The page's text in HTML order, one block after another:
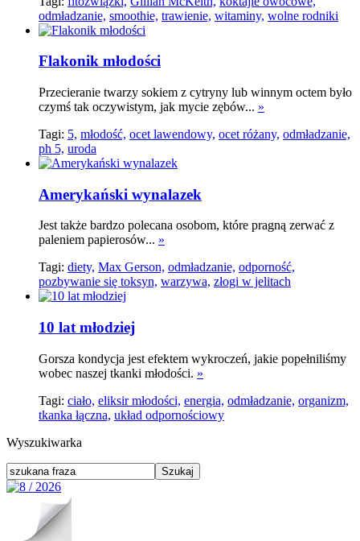
odmładzanie, smoothie, trawienie, witaminy, wolne rodniki
Flakonik młodości
Przecieranie twarzy sokiem z cytryny lub winnym octem było
czymś tak oczywistym, jak mycie zębów... »
Tagi: 5, młodość, ocet lawendowy, ocet różany, odmładzanie,
ph 5, uroda
Amerykański wynalazek
Jest także bardzo polecana osobom, które pragną zerwać z
paleniem papierosów... »
Tagi: diety, Max Gerson, odmładzanie, odporność,
pozbywanie się toksyn, warzywa, złogi w jelitach
10 lat młodziej
Gorsza kondycja jest efektem wykroczeń, jakie popełniliśmy
wobec naszej tkanki młodości. »
Tagi: ciało, eliksir młodości, energia, odmładzanie, organizm,
tkanka łączna, układ odpornościowy
Wyszukiwarka